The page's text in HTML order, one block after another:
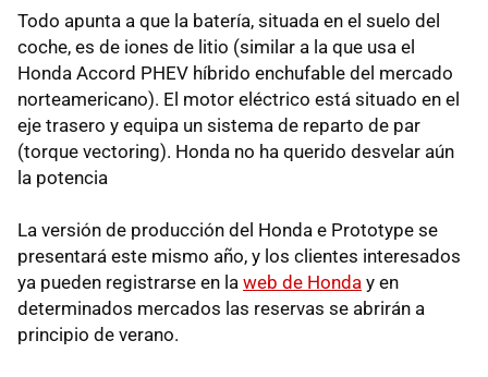
Todo apunta a que la batería, situada en el suelo del
coche, es de iones de litio (similar a la que usa el
Honda Accord PHEV híbrido enchufable del mercado
norteamericano). El motor eléctrico está situado en el
eje trasero y equipa un sistema de reparto de par
(torque vectoring). Honda no ha querido desvelar aún
la potencia
La versión de producción del Honda e Prototype se
presentará este mismo año, y los clientes interesados
ya pueden registrarse en la web de Honda y en
determinados mercados las reservas se abrirán a
principio de verano.